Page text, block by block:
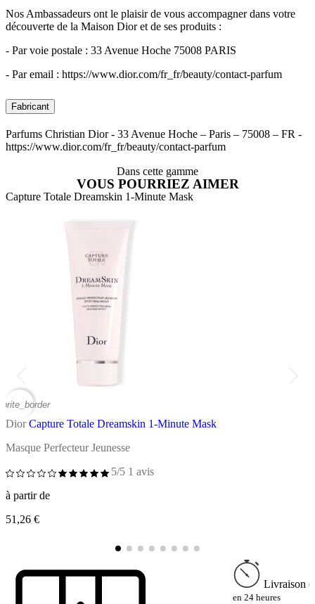
Nos Ambassadeurs ont le plaisir de vous accompagner dans votre
découverte de la Maison Dior et de ses produits :
- Par voie postale : 33 Avenue Hoche 75008 PARIS
- Par email : https://www.dior.com/fr_fr/beauty/contact-parfum
Fabricant
Parfums Christian Dior - 33 Avenue Hoche – Paris – 75008 – FR -
https://www.dior.com/fr_fr/beauty/contact-parfum
Dans cette gamme
VOUS POURRIEZ AIMER
Capture Totale Dreamskin 1-Minute Mask
Dior Capture Totale Dreamskin 1-Minute Mask
Masque Perfecteur Jeunesse
5/5 1 avis
à partir de
51,26 €
Livraison
en 24 heures